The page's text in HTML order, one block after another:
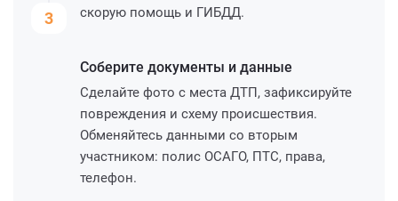
3
скорую помощь и ГИБДД.
Соберите документы и данные
Сделайте фото с места ДТП, зафиксируйте
повреждения и схему происшествия.
Обменяйтесь данными со вторым
участником: полис ОСАГО, ПТС, права,
телефон.